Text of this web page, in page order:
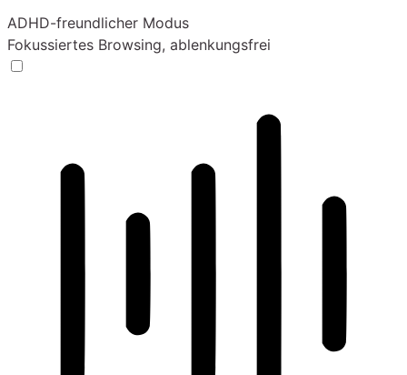
ADHD-freundlicher Modus
Fokussiertes Browsing, ablenkungsfrei